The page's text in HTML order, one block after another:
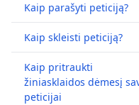
Kaip parašyti peticiją?
Kaip skleisti peticiją?
Kaip pritraukti
žiniasklaidos dėmesį
peticijai